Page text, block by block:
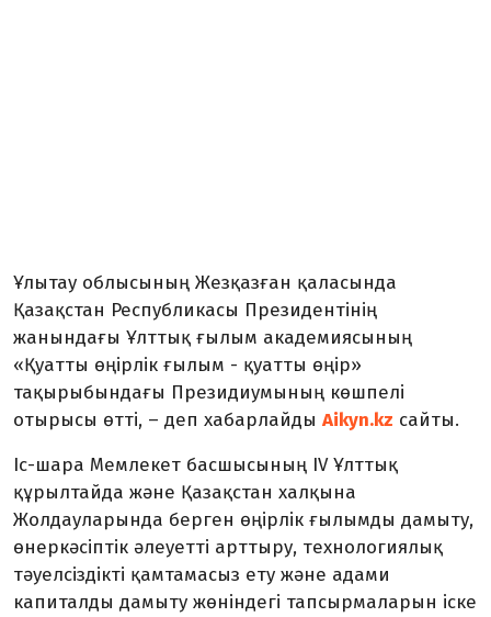
Ұлытау облысының Жезқазған қаласында
Қазақстан Республикасы Президентінің
жанындағы Ұлттық ғылым академиясының
«Қуатты өңірлік ғылым - қуатты өңір»
тақырыбындағы Президиумының көшпелі
отырысы өтті, – деп хабарлайды Aikyn.kz сайты.
Іс-шара Мемлекет басшысының IV Ұлттық
құрылтайда және Қазақстан халқына
Жолдауларында берген өңірлік ғылымды дамыту,
өнеркәсіптік әлеуетті арттыру, технологиялық
тәуелсіздікті қамтамасыз ету және адами
капиталды дамыту жөніндегі тапсырмаларын іске